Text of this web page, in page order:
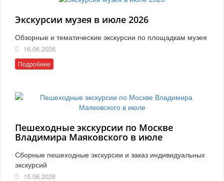
Экскурсии музея в июле 2026
Обзорные и тематические экскурсии по площадкам музея
16.06.2026
Подробнее
Пешеходные экскурсии по Москве
Владимира Маяковского в июле
Сборные пешеходные экскурсии и заказ индивидуальных
экскурсий
15.06.2026